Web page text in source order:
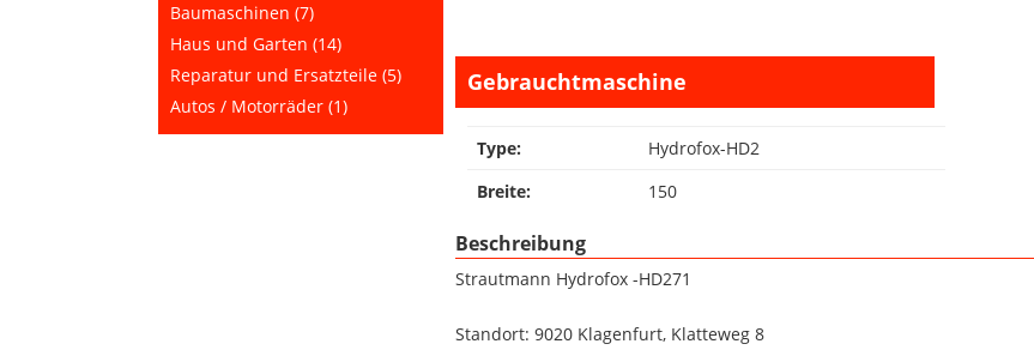
Baumaschinen (7)
Haus und Garten (14)
Reparatur und Ersatzteile (5)
Autos / Motorräder (1)
Gebrauchtmaschine
Type:
Hydrofox-HD2
Breite:
150
Beschreibung
Strautmann Hydrofox -HD271
Standort: 9020 Klagenfurt, Klatteweg 8